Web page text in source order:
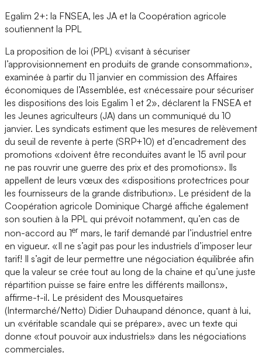
Egalim 2+: la FNSEA, les JA et la Coopération agricole
soutiennent la PPL
La proposition de loi (PPL) «visant à sécuriser
l’approvisionnement en produits de grande consommation»,
examinée à partir du 11 janvier en commission des Affaires
économiques de l’Assemblée, est «nécessaire pour sécuriser
les dispositions des lois Egalim 1 et 2», déclarent la FNSEA et
les Jeunes agriculteurs (JA) dans un communiqué du 10
janvier. Les syndicats estiment que les mesures de relèvement
du seuil de revente à perte (SRP+10) et d’encadrement des
promotions «doivent être reconduites avant le 15 avril pour
ne pas rouvrir une guerre des prix et des promotions». Ils
appellent de leurs vœux des «dispositions protectrices pour
les fournisseurs de la grande distribution». Le président de la
Coopération agricole Dominique Chargé affiche également
son soutien à la PPL qui prévoit notamment, qu’en cas de
non-accord au 1er mars, le tarif demandé par l’industriel entre
en vigueur. «Il ne s’agit pas pour les industriels d’imposer leur
tarif! Il s’agit de leur permettre une négociation équilibrée afin
que la valeur se crée tout au long de la chaine et qu’une juste
répartition puisse se faire entre les différents maillons»,
affirme-t-il. Le président des Mousquetaires
(Intermarché/Netto) Didier Duhaupand dénonce, quant à lui,
un «véritable scandale qui se prépare», avec un texte qui
donne «tout pouvoir aux industriels» dans les négociations
commerciales.